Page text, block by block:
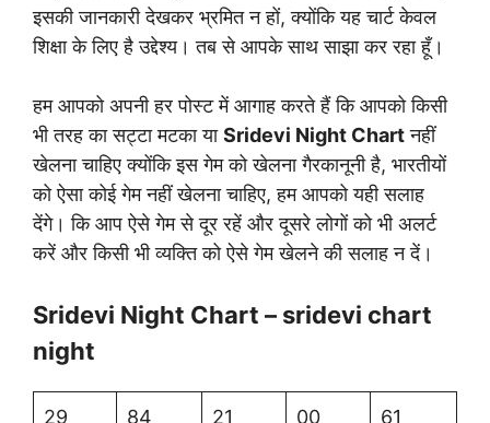
इसकी जानकारी देखकर भ्रमित न हों, क्योंकि यह चार्ट केवल
शिक्षा के लिए है उद्देश्य। तब से आपके साथ साझा कर रहा हूँ।
हम आपको अपनी हर पोस्ट में आगाह करते हैं कि आपको किसी
भी तरह का सट्टा मटका याSridevi Night Chartनहीं
खेलना चाहिए क्योंकि इस गेम को खेलना गैरकानूनी है, भारतीयों
को ऐसा कोई गेम नहीं खेलना चाहिए, हम आपको यही सलाह
देंगे। कि आप ऐसे गेम से दूर रहें और दूसरे लोगों को भी अलर्ट
करें और किसी भी व्यक्ति को ऐसे गेम खेलने की सलाह न दें।
Sridevi Night Chart – sridevi chart
night
29 84 21 00 61